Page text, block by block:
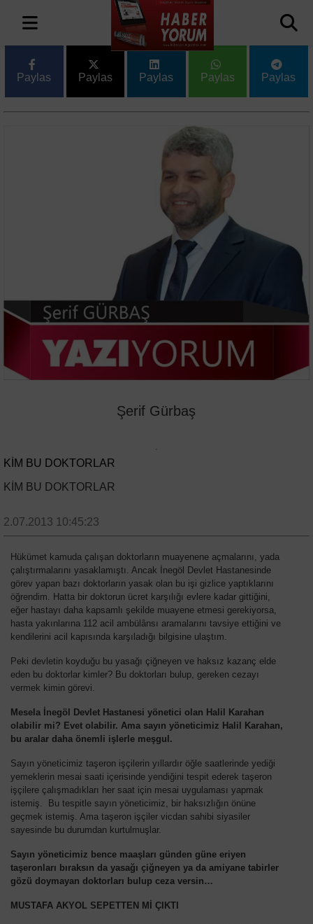
Paylas Paylas Paylas Paylas Paylas
Şerif Gürbaş
KİM BU DOKTORLAR
KİM BU DOKTORLAR
2.07.2013 10:45:23
Hükümet kamuda çalışan doktorların muayenene açmalarını, yada
çalıştırmalarını yasaklamıştı. Ancak İnegöl Devlet Hastanesinde
görev yapan bazı doktorların yasak olan bu işi gizlice yaptıklarını
öğrendim. Hatta bir doktorun ücret karşılığı evlere kadar gittiğini,
eğer hastayı daha kapsamlı şekilde muayene etmesi gerekiyorsa,
hasta yakınlarına 112 acil ambülânsı aramalarını tavsiye ettiğini ve
kendilerini acil kapısında karşıladığı bilgisine ulaştım.
Peki devletin koyduğu bu yasağı çiğneyen ve haksız kazanç elde
eden bu doktorlar kimler? Bu doktorları bulup, gereken cezayı
vermek kimin görevi.
Mesela İnegöl Devlet Hastanesi yönetici olan Halil Karahan
olabilir mi? Evet olabilir. Ama sayın yöneticimiz Halil Karahan,
bu aralar daha önemli işlerle meşgul.
Sayın yöneticimiz taşeron işçilerin yıllardır öğle saatlerinde yediği
yemeklerin mesai saati içerisinde yendiğini tespit ederek taşeron
işçilere çalışmadıkları her saat için mesai uygulaması yapmak
istemiş. Bu tespitle sayın yöneticimiz, bir haksızlığın önüne
geçmek istemiş. Ama taşeron işçiler vicdan sahibi siyasiler
sayesinde bu durumdan kurtulmuşlar.
Sayın yöneticimiz bence maaşları günden güne eriyen
taşeronları bıraksın da yasağı çiğneyen ya da amiyane tabirler
gözü doymayan doktorları bulup ceza versin…
MUSTAFA AKYOL SEPETTEN Mİ ÇIKTI